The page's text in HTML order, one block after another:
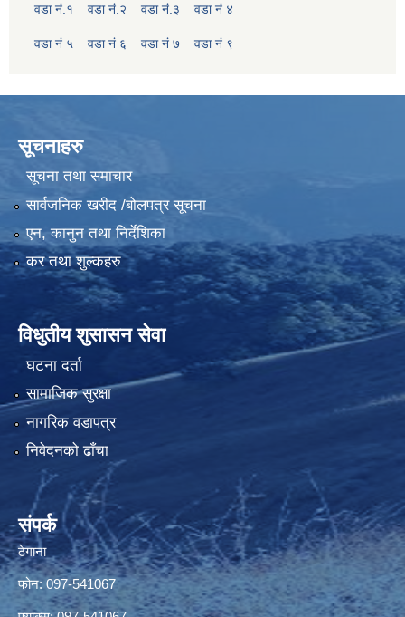
वडा नं.१ वडा नं.२ वडा नं.३ वडा नं ४
वडा नं ५ वडा नं ६ वडा नं ७ वडा नं ९
सूचनाहरु
सूचना तथा समाचार
सार्वजनिक खरीद /बोलपत्र सूचना
एन, कानुन तथा निर्देशिका
कर तथा शुल्कहरु
विधुतीय शुसासन सेवा
घटना दर्ता
सामाजिक सुरक्षा
नागरिक वडापत्र
निवेदनको ढाँचा
संपर्क
ठेगाना
फोन: 097-541067